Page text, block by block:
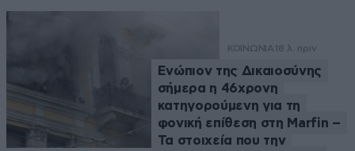
ΚΟΙΝΩΝΙΑ 18 λ. πριν
Ενώπιον της Δικαιοσύνης
σήμερα η 46χρονη
κατηγορούμενη για τη
φονική επίθεση στη Marfin –
Τα στοιχεία που την